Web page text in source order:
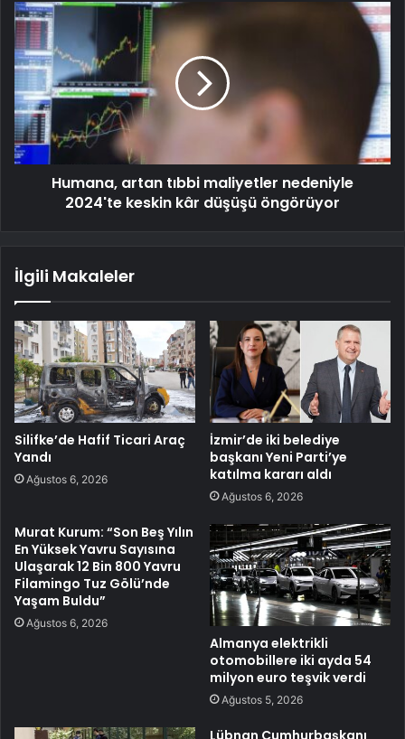
Humana, artan tıbbi maliyetler nedeniyle
2024'te keskin kâr düşüşü öngörüyor
İlgili Makaleler
Silifke’de Hafif Ticari Araç
Yandı
Ağustos 6, 2026
İzmir’de iki belediye
başkanı Yeni Parti’ye
katılma kararı aldı
Ağustos 6, 2026
Murat Kurum: “Son Beş Yılın
En Yüksek Yavru Sayısına
Ulaşarak 12 Bin 800 Yavru
Filamingo Tuz Gölü’nde
Yaşam Buldu”
Ağustos 6, 2026
Almanya elektrikli
otomobillere iki ayda 54
milyon euro teşvik verdi
Ağustos 5, 2026
Lübnan Cumhurbaşkanı